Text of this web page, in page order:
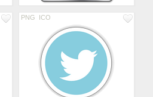
PNG ICO